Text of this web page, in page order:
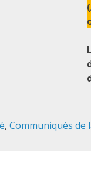
, Communiqués de